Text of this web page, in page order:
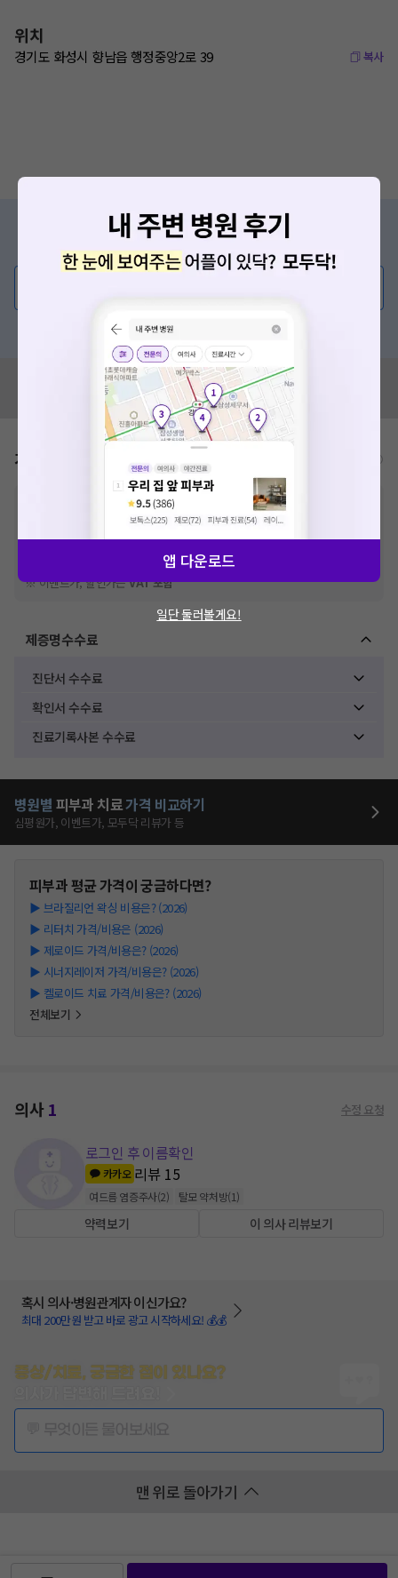
위치
경기도 화성시 향남읍 행정중앙2로 39 복사
증상/치료, 궁금한 점이 있나요?
의사가 직접 답해드려요!
혹은, 의료상담 서비스에 다양한 게시글 보러가기
혹시 잘못된 병원정보가 있나요?
모두닥 팀에 알려주세요!
가격표
비급여 항목의 경우,추가비용 등으로 실제 가격과 상이할 수 있으니, 정확
한 가격은 해당 의료기관에 직접 문의해주세요.
격입니다. (진료와 연관된 복합적인 비용이 추가되어, 병원마다 금액이 다르게
산정될 수 있는 점 참고 바랍니다.)
※ 이벤트가, 할인가는VAT 포함
제증명수수료
진단서 수수료
확인서 수수료
진료기록사본 수수료
병원별 피부과 치료가격 비교하기
심평원가, 이벤트가, 모두닥 리뷰가 등
피부과평균 가격이 궁금하다면?
▶ 브라질리언 왁싱 비용은? (2026)
▶ 리터치 가격/비용은 (2026)
▶ 제로이드 가격/비용은? (2026)
▶ 시너지레이저 가격/비용은? (2026)
▶ 켈로이드 치료 가격/비용은? (2026)
전체보기
의사1 수정 요청
로그인 후 이름확인
카카오 리뷰 15
여드름 염증주사(2) 탈모 약처방(1)
약력보기 이 의사 리뷰보기
혹시 의사·병원관계자 이신가요?
최대 200만원 받고 바로 광고 시작하세요! 💰💰
증상/치료, 궁금한 점이 있나요?
맨 위로 돌아가기
앱 다운로드
일단 둘러볼게요!